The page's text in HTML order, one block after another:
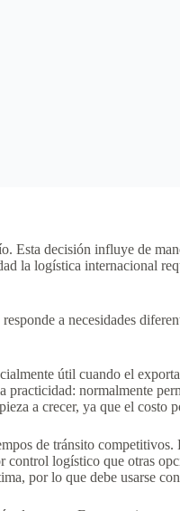
Esta decisión influye de
la logística internacional
a necesidades
útil cuando el
normalmente
a crecer, ya que el costo
de tránsito
logístico que otras
por lo que debe usarse